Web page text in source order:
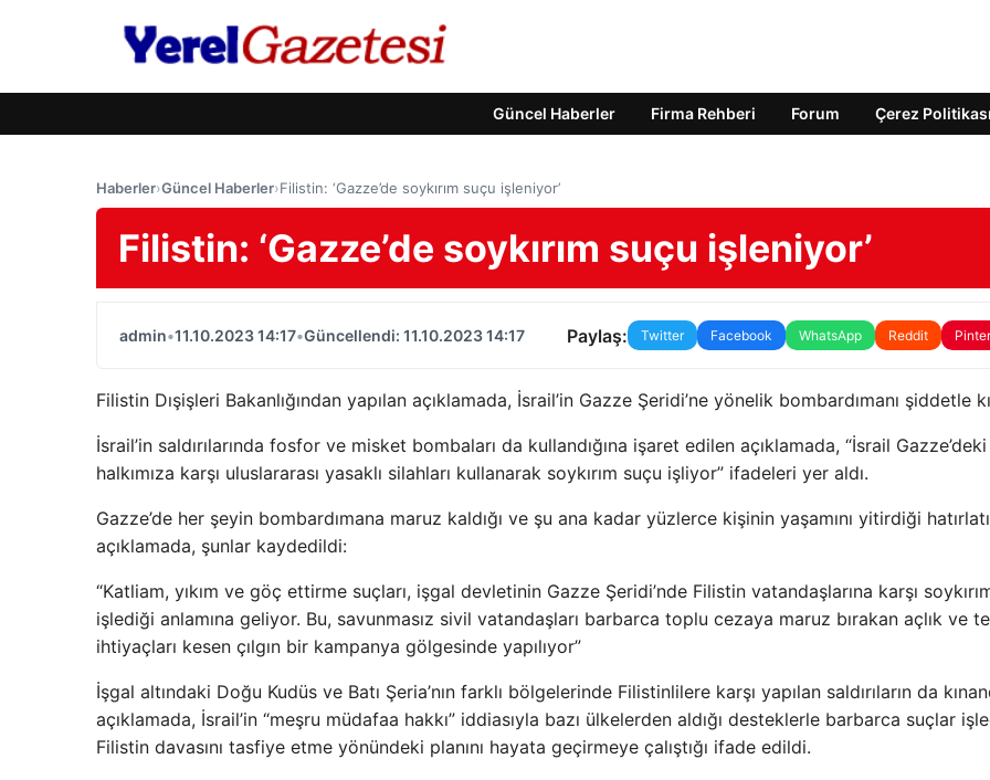
Güncel Haberler Firma Rehberi Forum Çerez Politikası
Haberler›Güncel Haberler›Filistin: ‘Gazze’de soykırım suçu işleniyor’
Filistin: ‘Gazze’de soykırım suçu işleniyor’
admin•11.10.2023 14:17•Güncellendi: 11.10.2023 14:17 Paylaş: Twitter Facebook WhatsApp Reddit
Filistin Dışişleri Bakanlığından yapılan açıklamada, İsrail’in Gazze Şeridi’ne yönelik bombardımanı şiddetle
İsrail’in saldırılarında fosfor ve misket bombaları da kullandığına işaret edilen açıklamada, “İsrail Gazze’deki
halkımıza karşı uluslararası yasaklı silahları kullanarak soykırım suçu işliyor” ifadeleri yer aldı.
Gazze’de her şeyin bombardımana maruz kaldığı ve şu ana kadar yüzlerce kişinin yaşamını yitirdiği
açıklamada, şunlar kaydedildi:
“Katliam, yıkım ve göç ettirme suçları, işgal devletinin Gazze Şeridi’nde Filistin vatandaşlarına karşı
işlediği anlamına geliyor. Bu, savunmasız sivil vatandaşları barbarca toplu cezaya maruz bırakan açlık ve
ihtiyaçları kesen çılgın bir kampanya gölgesinde yapılıyor”
İşgal altındaki Doğu Kudüs ve Batı Şeria’nın farklı bölgelerinde Filistinlilere karşı yapılan saldırıların da
açıklamada, İsrail’in “meşru müdafaa hakkı” iddiasıyla bazı ülkelerden aldığı desteklerle barbarca suçlar
Filistin davasını tasfiye etme yönündeki planını hayata geçirmeye çalıştığı ifade edildi.